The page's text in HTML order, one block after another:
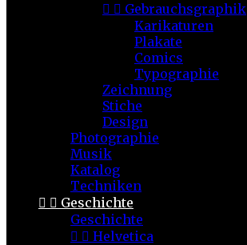
  Gebrauchsgraphik
Karikaturen
Plakate
Comics
Typographie
Zeichnung
Stiche
Design
Photographie
Musik
Katalog
Techniken
  Geschichte
Geschichte
  Helvetica